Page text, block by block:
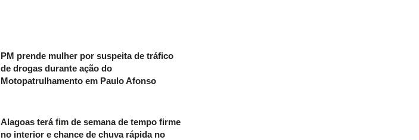
PM prende mulher por suspeita de tráfico
de drogas durante ação do
Motopatrulhamento em Paulo Afonso
Alagoas terá fim de semana de tempo firme
no interior e chance de chuva rápida no